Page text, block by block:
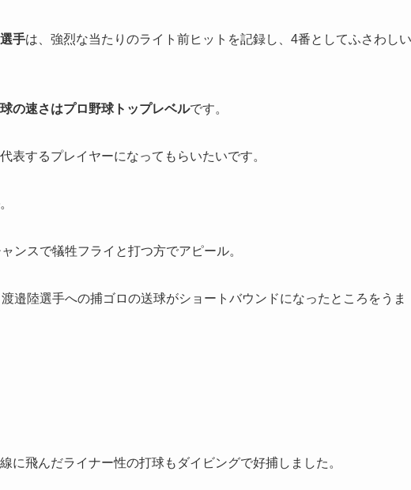
手は、強烈な当たりのライト前ヒットを記録し、4番としてふさわしい
の速さはプロ野球トップレベルです。
表するプレイヤーになってもらいたいです。
。
ンスで犠牲フライと打つ方でアピール。
邉陸選手への捕ゴロの送球がショートバウンドになったところをうま
に飛んだライナー性の打球もダイビングで好捕しました。